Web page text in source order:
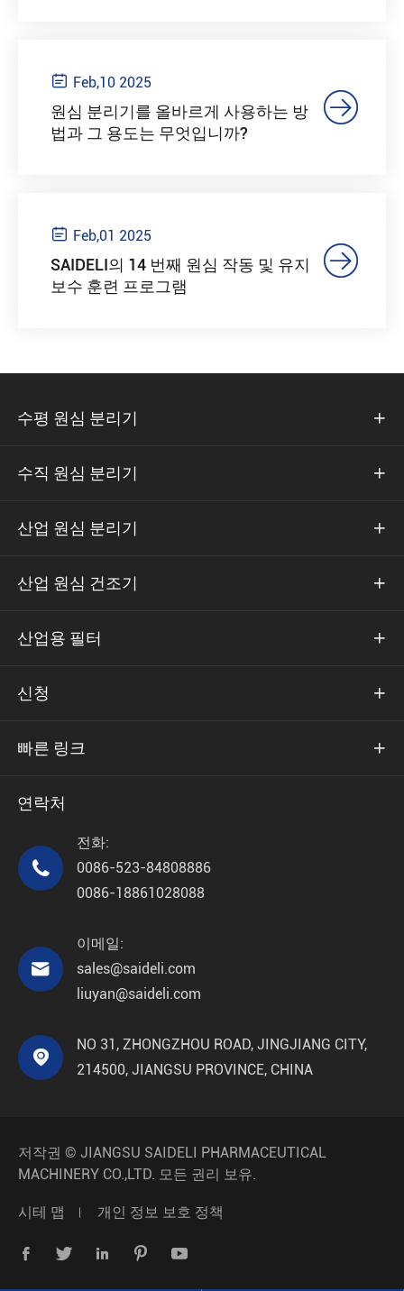
 Feb,10 2025
원심 분리기를 올바르게 사용하는 방
법과 그 용도는 무엇입니까?

 Feb,01 2025
SAIDELI의 14 번째 원심 작동 및 유지
보수 훈련 프로그램

수평 원심 분리기 
수직 원심 분리기 
산업 원심 분리기 
산업 원심 건조기 
산업용 필터 
신청 
빠른 링크 
연락처

전화:
0086-523-84808886
0086-18861028088

이메일:
sales@saideli.com
liuyan@saideli.com

NO 31, ZHONGZHOU ROAD, JINGJIANG CITY,
214500, JIANGSU PROVINCE, CHINA
저작권 © JIANGSU SAIDELI PHARMACEUTICAL
MACHINERY CO.,LTD. 모든 권리 보유.
시테 맵 개인 정보 보호 정책
    